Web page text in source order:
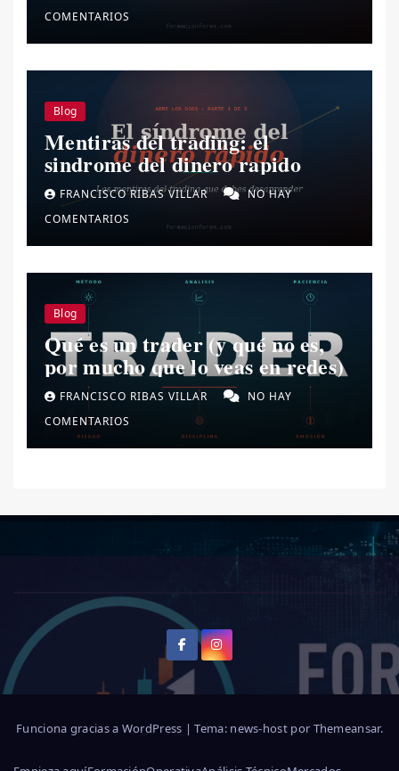
COMENTARIOS
Blog
Mentiras del trading: el
sindrome del dinero rapido
FRANCISCO RIBAS VILLAR
NO HAY
COMENTARIOS
Blog
Qué es un trader (y qué no es,
por mucho que lo veas en redes)
FRANCISCO RIBAS VILLAR
NO HAY
COMENTARIOS
Funciona gracias a WordPress |Tema: news-host por Themeansar.